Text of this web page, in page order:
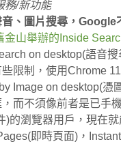
務/新功能
音、圖片搜尋，Google
金山舉辦的Inside
on desktop(語音
限制，使用Chrome
Image on desktop(憑
，而不須像前者是已手
)的瀏覽器用戶，現在就
即時頁面)，